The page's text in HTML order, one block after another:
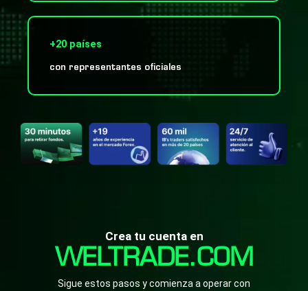
+20 países
con representantes oficiales
Crea tu cuenta en
WELTRADE.COM
Sigue estos pasos y comienza a operar con